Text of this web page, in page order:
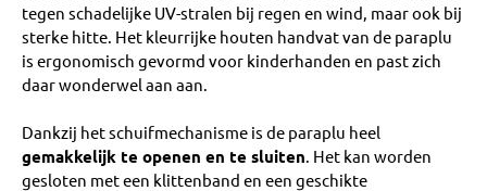
tegen schadelijke UV-stralen bij regen en wind, maar ook bij
sterke hitte. Het kleurrijke houten handvat van de paraplu
is ergonomisch gevormd voor kinderhanden en past zich
daar wonderwel aan aan.
Dankzij het schuifmechanisme is de paraplu heel
gemakkelijk te openen en te sluiten. Het kan worden
gesloten met een klittenband en een geschikte